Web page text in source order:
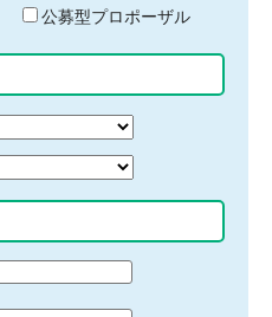
公募型プロポーザル